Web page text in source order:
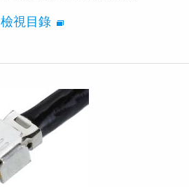
檢視目錄